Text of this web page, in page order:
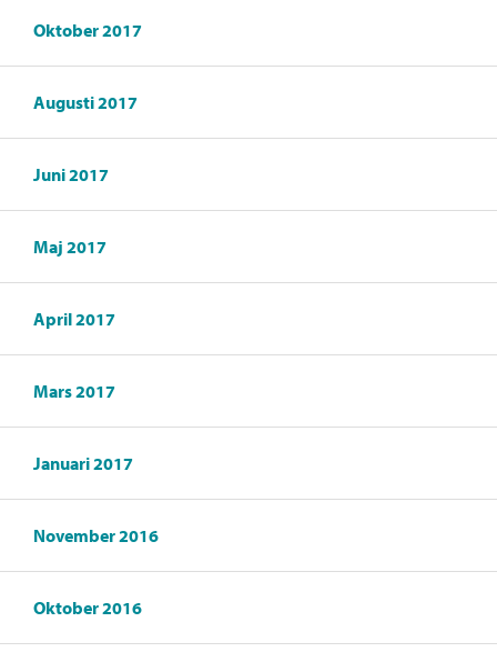
Oktober 2017
Augusti 2017
Juni 2017
Maj 2017
April 2017
Mars 2017
Januari 2017
November 2016
Oktober 2016